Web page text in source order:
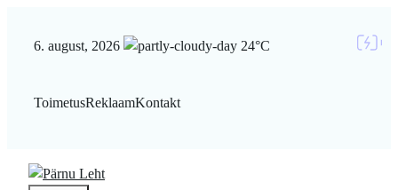
6. august, 2026 24°C
ToimetusReklaamKontakt